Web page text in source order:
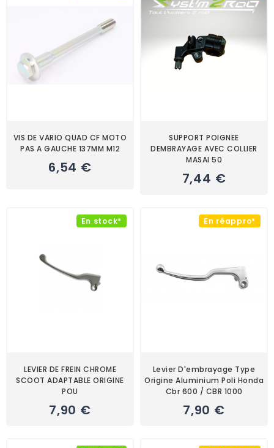
VIS DE VARIO QUAD CF MOTO
PAS A GAUCHE 137MM M12
6,54 €
SUPPORT POIGNEE
DEMBRAYAGE AVEC COLLIER
MASAI 50
7,44 €
En stock*
LEVIER DE FREIN CHROME
SCOOT ADAPTABLE ORIGINE
POU
7,90 €
En réappro*
Levier D'embrayage Type
Origine Aluminium Poli Honda
Cbr 600 / CBR 1000
7,90 €